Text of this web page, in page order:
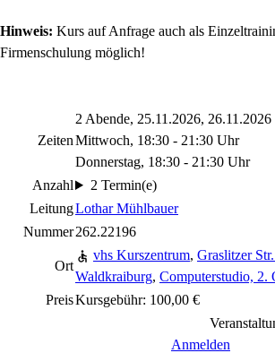
Hinweis: Kurs auf Anfrage auch als
Firmenschulung möglich!
Zeiten
2 Abende, 25.11.2026, 26.11.2026
Mittwoch, 18:30 - 21:30 Uhr
Donnerstag, 18:30 - 21:30 Uhr
Anzahl
2 Termin(e)
LeitungLothar Mühlbauer
Nummer262.22196
Ort
vhs Kurszentrum, Graslitzer
Waldkraiburg, Computerstudio, 2.
PreisKursgebühr: 100,00 €
Anmelden